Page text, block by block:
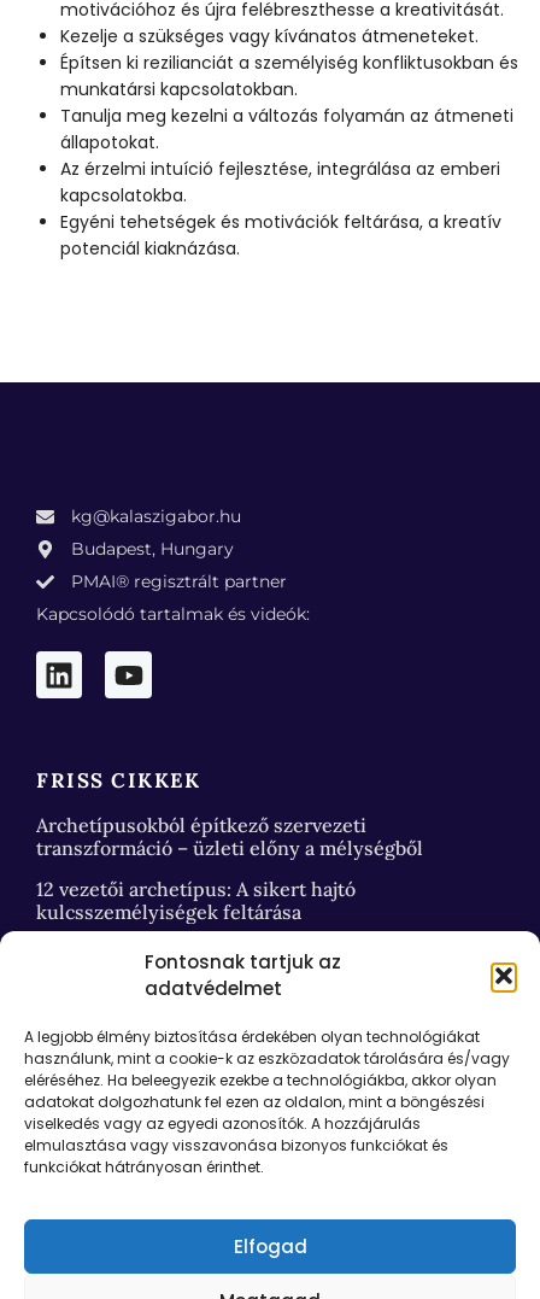
Fontosnak tartjuk az
adatvédelmet
A legjobb élmény biztosítása érdekében olyan technológiákat
használunk, mint a cookie-k az eszközadatok tárolására és/vagy
eléréséhez. Ha beleegyezik ezekbe a technológiákba, akkor olyan
adatokat dolgozhatunk fel ezen az oldalon, mint a böngészési
viselkedés vagy az egyedi azonosítók. A hozzájárulás
elmulasztása vagy visszavonása bizonyos funkciókat és
funkciókat hátrányosan érinthet.
Elfogad
motivációhoz és újra felébreszthesse a kreativitását.
Kezelje a szükséges vagy kívánatos átmeneteket.
Építsen ki rezilianciát a személyiség konfliktusokban és
munkatársi kapcsolatokban.
Tanulja meg kezelni a változás folyamán az átmeneti
állapotokat.
Az érzelmi intuíció fejlesztése, integrálása az emberi
kapcsolatokba.
Egyéni tehetségek és motivációk feltárása, a kreatív
potenciál kiaknázása.
kg@kalaszigabor.hu
Budapest, Hungary
PMAI® regisztrált partner
Kapcsolódó tartalmak és videók:
FRISS CIKKEK
Archetípusokból építkező szervezeti
transzformáció – üzleti előny a mélységből
12 vezetői archetípus: A sikert hajtó
kulcsszemélyiségek feltárása
Kapcsolat
Podia e-learning login
Rólam
Pearson-Marr Archetype Indicator® mérés
Általános Szerződési Feltételek